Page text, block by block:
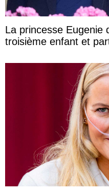
La princesse Eugenie
troisième enfant et